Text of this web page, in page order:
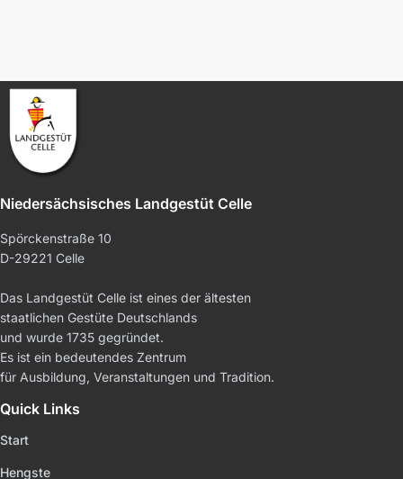
Niedersächsisches Landgestüt Celle
Spörckenstraße 10
D-29221 Celle
Das Landgestüt Celle ist eines der ältesten
staatlichen Gestüte Deutschlands
und wurde 1735 gegründet.
Es ist ein bedeutendes Zentrum
für Ausbildung, Veranstaltungen und Tradition.
Quick Links
Start
Hengste